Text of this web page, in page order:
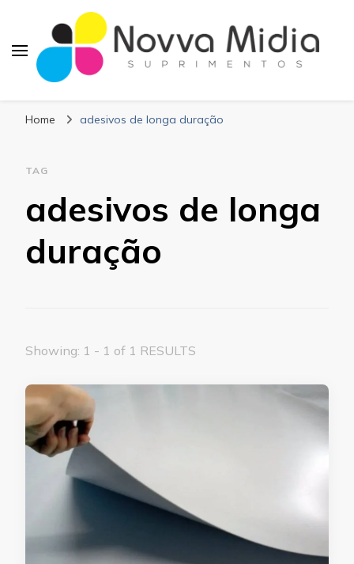
Suprimentos
Home adesivos de longa duração
TAG
adesivos de longa
duração
Showing: 1 - 1 of 1 RESULTS